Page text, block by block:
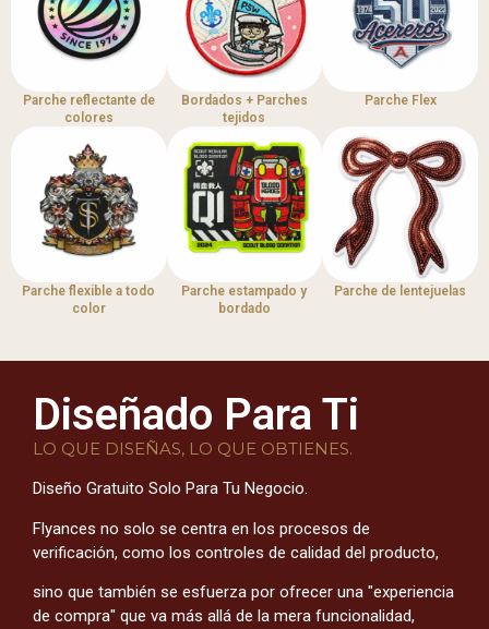
Parche reflectante de
colores
Bordados + Parches
tejidos
Parche Flex
Parche flexible a todo
color
Parche estampado y
bordado
Parche de lentejuelas
Diseñado Para Ti
LO QUE DISEÑAS, LO QUE OBTIENES.
Diseño Gratuito Solo Para Tu Negocio.
Flyances no solo se centra en los procesos de
verificación, como los controles de calidad del producto,
sino que también se esfuerza por ofrecer una "experiencia
de compra" que va más allá de la mera funcionalidad,